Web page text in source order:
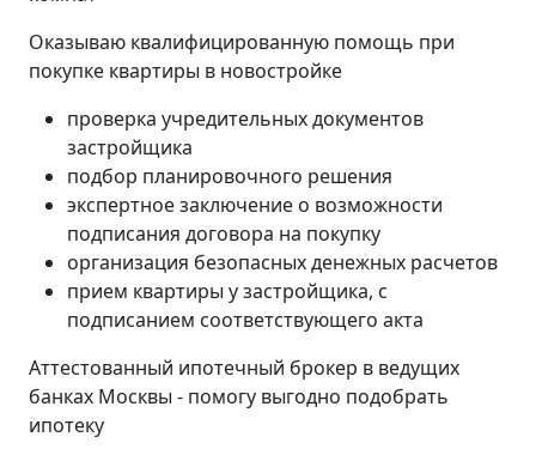
Оказываю квалифицированную помощь при
покупке квартиры в новостройке
проверка учредительных документов
застройщика
подбор планировочного решения
экспертное заключение о возможности
подписания договора на покупку
организация безопасных денежных расчетов
прием квартиры у застройщика, с
подписанием соответствующего акта
Аттестованный ипотечный брокер в ведущих
банках Москвы - помогу выгодно подобрать
ипотеку